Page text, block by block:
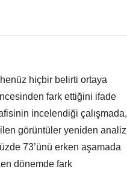
hiçbir belirti ortaya
fark ettiğini ifade
incelendiği çalışmada,
görüntüler yeniden analiz
73’ünü erken aşamada
dönemde fark